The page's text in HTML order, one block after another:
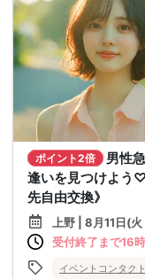
ポイント2倍
男性
逢いを見つけよう
先自由交換》
上野 | 8月11日(
受付終了まで16
イベントコンタクト